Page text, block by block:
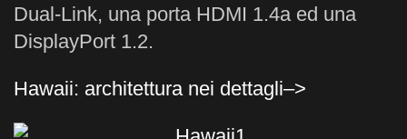
Dual-Link, una porta HDMI 1.4a ed una
DisplayPort 1.2.
Hawaii: architettura nei dettagli–>